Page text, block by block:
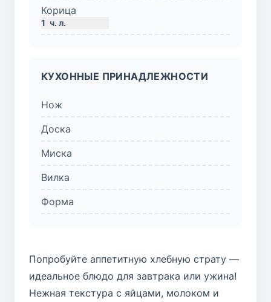
Корица
1 ч. л.
КУХОННЫЕ ПРИНАДЛЕЖНОСТИ
Нож
Доска
Миска
Вилка
Форма
Попробуйте аппетитную хлебную страту —
идеальное блюдо для завтрака или ужина!
Нежная текстура с яйцами, молоком и